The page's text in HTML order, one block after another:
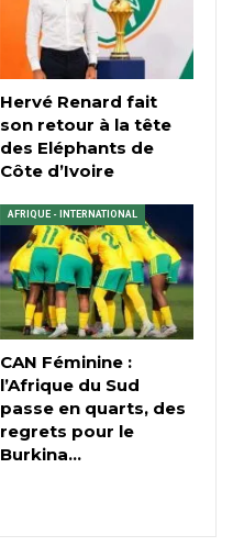
Hervé Renard fait
son retour à la tête
des Eléphants de
Côte d’Ivoire
AFRIQUE - INTERNATIONAL
CAN Féminine :
l’Afrique du Sud
passe en quarts, des
regrets pour le
Burkina…